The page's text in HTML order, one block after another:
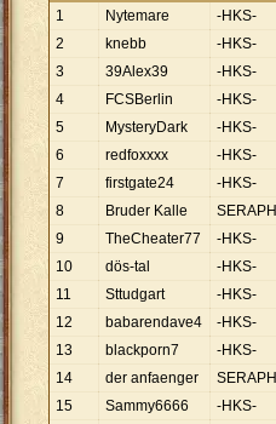
1
Nytemare -HKS-
2
knebb -HKS-
3
39Alex39 -HKS-
4
FCSBerlin -HKS-
5
MysteryDark -HKS-
6
redfoxxxx -HKS-
7
firstgate24 -HKS-
8
Bruder Kalle SERAPH
9
TheCheater77 -HKS-
10
dös-tal -HKS-
11
Sttudgart -HKS-
12
babarendave4 -HKS-
13
blackporn7 -HKS-
14
der anfaenger SERAPH
15
Sammy6666 -HKS-